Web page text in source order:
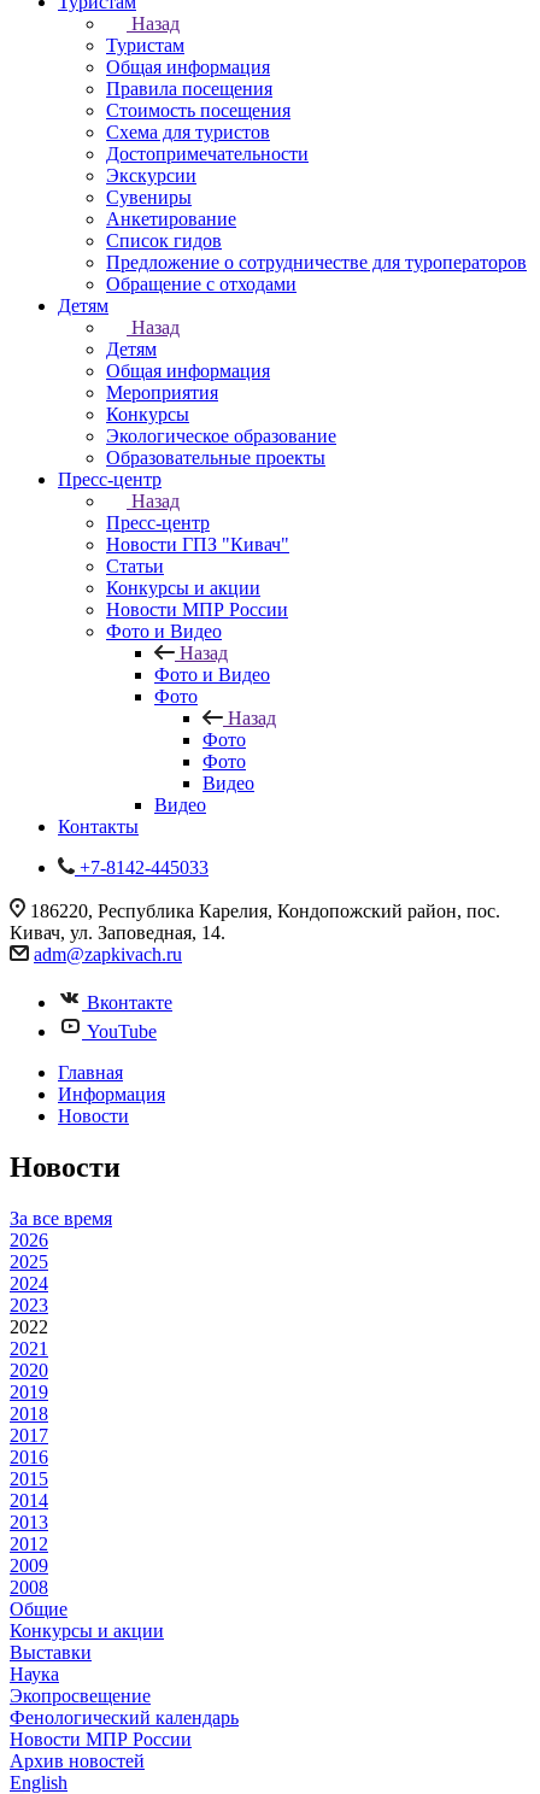
Назад
Туристам
Общая информация
Правила посещения
Стоимость посещения
Схема для туристов
Достопримечательности
Экскурсии
Сувениры
Анкетирование
Список гидов
Предложение о сотрудничестве для туроператоров
Обращение с отходами
Детям
Назад
Детям
Общая информация
Мероприятия
Конкурсы
Экологическое образование
Образовательные проекты
Пресс-центр
Назад
Пресс-центр
Новости ГПЗ "Кивач"
Статьи
Конкурсы и акции
Новости МПР России
Фото и Видео
Назад
Фото и Видео
Фото
Назад
Фото
Фото
Видео
Видео
Контакты
+7-8142-445033
186220, Республика Карелия, Кондопожский район, пос.
Кивач, ул. Заповедная, 14.
adm@zapkivach.ru
Вконтакте
YouTube
Главная
Информация
Новости
Новости
За все время
2026
2025
2024
2023
2022
2021
2020
2019
2018
2017
2016
2015
2014
2013
2012
2009
2008
Общие
Конкурсы и акции
Выставки
Наука
Экопросвещение
Фенологический календарь
Новости МПР России
Архив новостей
English